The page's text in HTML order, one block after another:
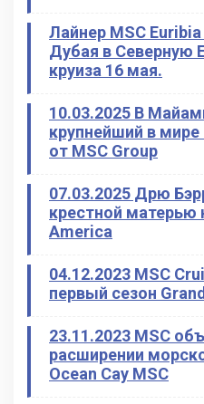
Лайнер MSC
Дубая в Северную
круиза 16 мая.
10.03.2025 В
крупнейший в
от MSC Group
07.03.2025 Дрю
крестной матерью
America
04.12.2023 MSC
первый сезон
23.11.2023 MSC
расширении
Ocean Cay MSC